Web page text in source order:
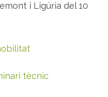
i Ligúria del 10
tècnic